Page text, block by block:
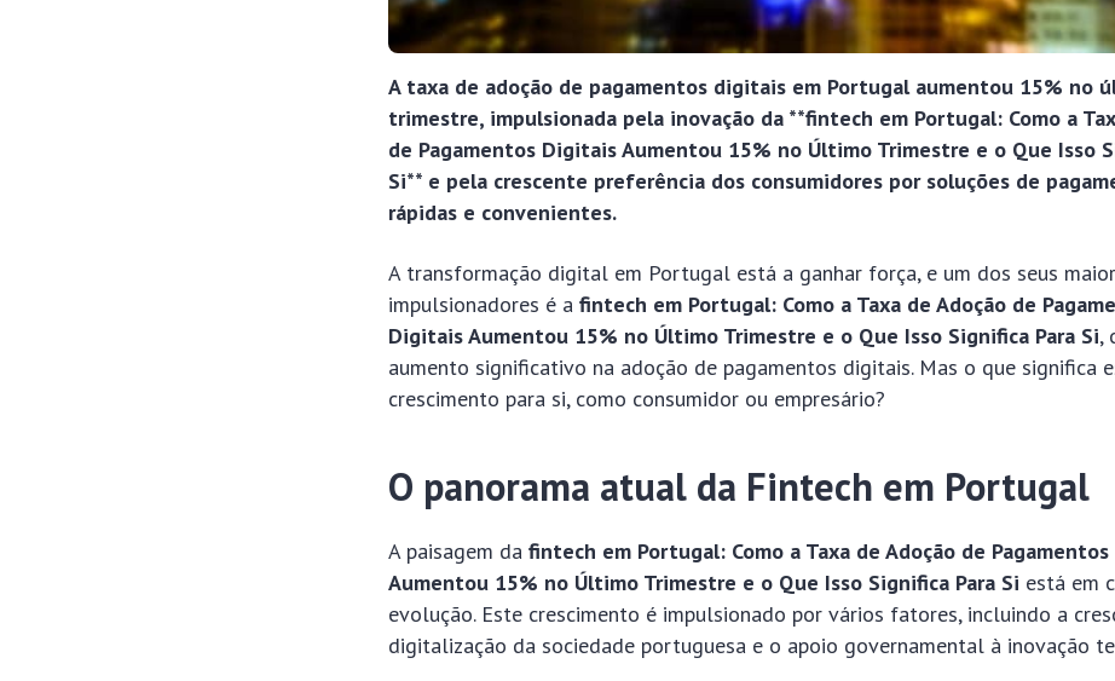
A taxa de adoção de pagamentos digitais em Portugal aumentou 15% no
trimestre, impulsionada pela inovação da **fintech em Portugal: Como a
de Pagamentos Digitais Aumentou 15% no Último Trimestre e o Que Isso
Si** e pela crescente preferência dos consumidores por soluções de
rápidas e convenientes.
A transformação digital em Portugal está a ganhar força, e um dos seus
impulsionadores é afintech em Portugal: Como a Taxa de Adoção de
Digitais Aumentou 15% no Último Trimestre e o Que Isso Significa Para Si,
aumento significativo na adoção de pagamentos digitais. Mas o que significa
crescimento para si, como consumidor ou empresário?
O panorama atual da Fintech em Portugal
A paisagem dafintech em Portugal: Como a Taxa de Adoção de
Aumentou 15% no Último Trimestre e o Que Isso Significa Para Si está em
evolução. Este crescimento é impulsionado por vários fatores, incluindo a
digitalização da sociedade portuguesa e o apoio governamental à inovação